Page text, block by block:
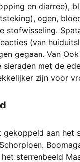
en diarree),
ogen,
stofwisseling.
(van
gegaan. Van
sieraden met de
zijn voor
gekoppeld aan het
sterrenbeeld